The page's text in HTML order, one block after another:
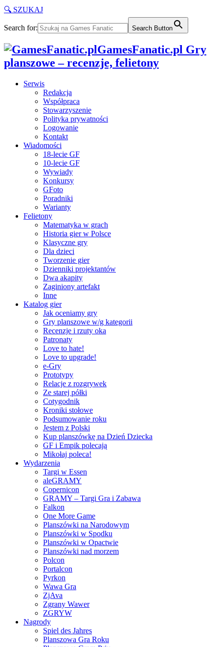
🔍 SZUKAJ
Search for: Search Button
GamesFanatic.pl Gry
planszowe – recenzje, felietony
Serwis
Redakcja
Współpraca
Stowarzyszenie
Polityka prywatności
Logowanie
Kontakt
Wiadomości
18-lecie GF
10-lecie GF
Wywiady
Konkursy
GFoto
Poradniki
Warianty
Felietony
Matematyka w grach
Historia gier w Polsce
Klasyczne gry
Dla dzieci
Tworzenie gier
Dzienniki projektantów
Dwa akapity
Zaginiony artefakt
Inne
Katalog gier
Jak oceniamy gry
Gry planszowe w/g kategorii
Recenzje i rzuty oka
Patronaty
Love to hate!
Love to upgrade!
e-Gry
Prototypy
Relacje z rozgrywek
Ze starej półki
Cotygodnik
Kroniki stołowe
Podsumowanie roku
Jestem z Polski
Kup planszówkę na Dzień Dziecka
GF i Empik polecają
Mikołaj poleca!
Wydarzenia
Targi w Essen
aleGRAMY
Copernicon
GRAMY – Targi Gra i Zabawa
Falkon
One More Game
Planszówki na Narodowym
Planszówki w Spodku
Planszówki w Opactwie
Planszówki nad morzem
Polcon
Portalcon
Pyrkon
Wawa Gra
ZjAva
Zgrany Wawer
ZGRYW
Nagrody
Spiel des Jahres
Planszowa Gra Roku